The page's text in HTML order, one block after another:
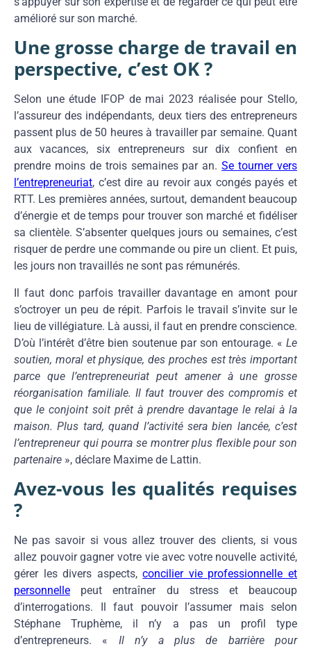
amélioré sur son marché.
Une grosse charge de travail en
perspective, c’est OK ?
Selon une étude IFOP de mai 2023 réalisée pour Stello,
l’assureur des indépendants, deux tiers des entrepreneurs
passent plus de 50 heures à travailler par semaine. Quant
aux vacances, six entrepreneurs sur dix confient en
prendre moins de trois semaines par an.Se tourner vers
l’entrepreneuriat, c’est dire au revoir aux congés payés et
RTT. Les premières années, surtout, demandent beaucoup
d’énergie et de temps pour trouver son marché et fidéliser
sa clientèle. S’absenter quelques jours ou semaines, c’est
risquer de perdre une commande ou pire un client. Et puis,
les jours non travaillés ne sont pas rémunérés.
Il faut donc parfois travailler davantage en amont pour
s’octroyer un peu de répit. Parfois le travail s’invite sur le
lieu de villégiature. Là aussi, il faut en prendre conscience.
D’où l’intérêt d’être bien soutenue par son entourage. « Le
soutien, moral et physique, des proches est très important
parce que l’entrepreneuriat peut amener à une grosse
réorganisation familiale. Il faut trouver des compromis et
que le conjoint soit prêt à prendre davantage le relai à la
maison. Plus tard, quand l’activité sera bien lancée, c’est
l’entrepreneur qui pourra se montrer plus flexible pour son
partenaire », déclare Maxime de Lattin.
Avez-vous les qualités requises
?
Ne pas savoir si vous allez trouver des clients, si vous
allez pouvoir gagner votre vie avec votre nouvelle activité,
gérer les divers aspects,concilier vie professionnelle et
personnelle peut entraîner du stress et beaucoup
d’interrogations. Il faut pouvoir l’assumer mais selon
Stéphane Truphème, il n’y a pas un profil type
d’entrepreneurs. « Il n’y a plus de barrière pour